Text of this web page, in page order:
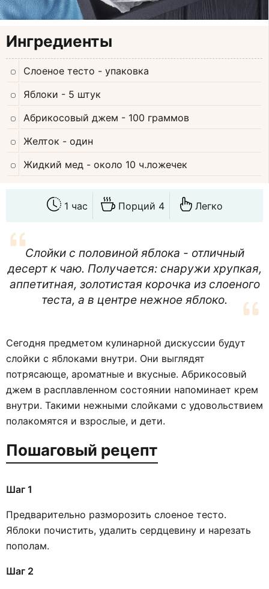
Ингредиенты
Слоеное тесто - упаковка
Яблоки - 5 штук
Абрикосовый джем - 100 граммов
Желток - один
Жидкий мед - около 10 ч.ложечек
1 час Порций 4 Легко
Слойки с половиной яблока - отличный
десерт к чаю. Получается: снаружи хрупкая,
аппетитная, золотистая корочка из слоеного
теста, а в центре нежное яблоко.
Сегодня предметом кулинарной дискуссии будут
слойки с яблоками внутри. Они выглядят
потрясающе, ароматные и вкусные. Абрикосовый
джем в расплавленном состоянии напоминает крем
внутри. Такими нежными слойками с удовольствием
полакомятся и взрослые, и дети.
Пошаговый рецепт
Шаг 1
Предварительно разморозить слоеное тесто.
Яблоки почистить, удалить сердцевину и нарезать
пополам.
Шаг 2